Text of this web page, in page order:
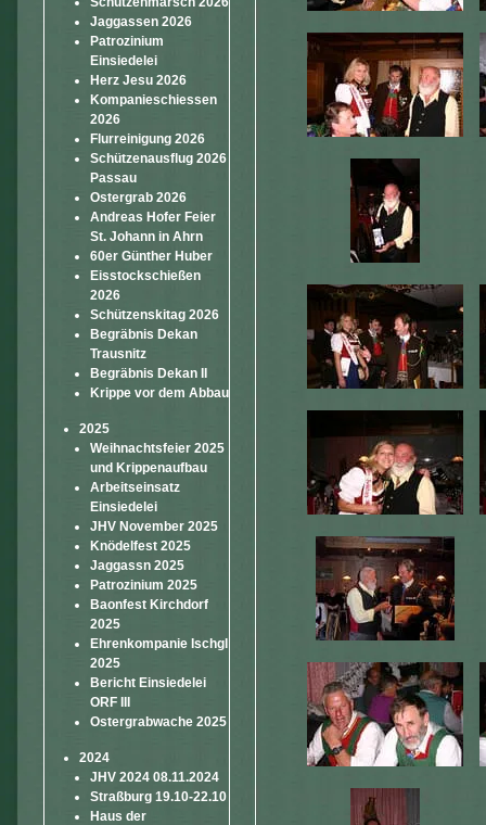
Jaggassen 2026
Patrozinium
Einsiedelei
Herz Jesu 2026
Kompanieschiessen
2026
Flurreinigung 2026
Schützenausflug 2026
Passau
Ostergrab 2026
Andreas Hofer Feier
St. Johann in Ahrn
60er Günther Huber
Eisstockschießen
2026
Schützenskitag 2026
Begräbnis Dekan
Trausnitz
Begräbnis Dekan II
Krippe vor dem Abbau
2025
Weihnachtsfeier 2025
und Krippenaufbau
Arbeitseinsatz
Einsiedelei
JHV November 2025
Knödelfest 2025
Jaggassn 2025
Patrozinium 2025
Baonfest Kirchdorf
2025
Ehrenkompanie Ischgl
2025
Bericht Einsiedelei
ORF III
Ostergrabwache 2025
2024
JHV 2024 08.11.2024
Straßburg 19.10-22.10
Haus der